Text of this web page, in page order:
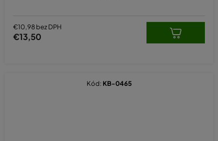
€10,98 bez DPH
€13,50
Kód: KB-0465